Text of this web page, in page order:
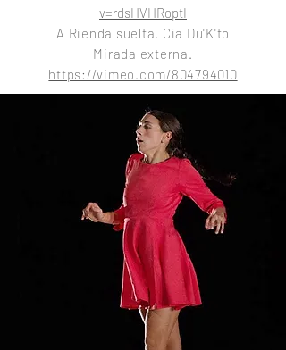
v=rdsHVHRoptI
A Rienda suelta. Cia Du'K'to
Mirada externa.
https://vimeo.com/804794010